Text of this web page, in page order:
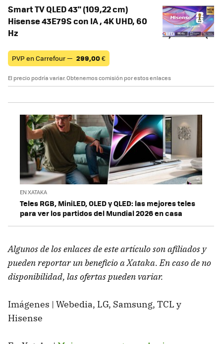
Smart TV QLED 43" (109,22 cm)
Hisense 43E79S con IA , 4K UHD, 60
Hz
PVP en Carrefour — 299,00€
El precio podría variar. Obtenemos comisión por estos enlaces
EN XATAKA
Teles RGB, MiniLED, OLED y QLED: las mejores teles
para ver los partidos del Mundial 2026 en casa
Algunos de los enlaces de este artículo son afiliados y
pueden reportar un beneficio a Xataka. En caso de no
disponibilidad, las ofertas pueden variar.
Imágenes | Webedia, LG, Samsung, TCL y
Hisense